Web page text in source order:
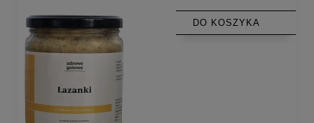
DO KOSZYKA